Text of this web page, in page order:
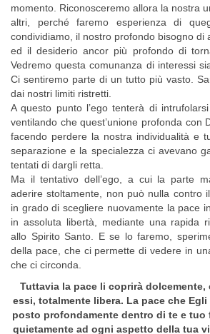
momento. Riconosceremo allora la nostra
altri, perché faremo esperienza di
condividiamo, il nostro profondo bisogno di
ed il desiderio ancor più profondo di
Vedremo questa comunanza di interessi
Ci sentiremo parte di un tutto più vasto.
dai nostri limiti ristretti.
A questo punto l’ego tenterà di
ventilando che quest’unione profonda con
facendo perdere la nostra individualità e
separazione e la specialezza ci avevano
tentati di dargli retta.
Ma il tentativo dell’ego, a cui la parte
aderire stoltamente, non può nulla contro
in grado di scegliere nuovamente la pace
in assoluta libertà, mediante una rapida
allo Spirito Santo. E se lo faremo,
della pace, che ci permette di vedere in
che ci circonda.
Tuttavia la pace li coprirà
essi, totalmente libera. La pace che
posto profondamente dentro di te e tuo
quietamente ad ogni aspetto della tua